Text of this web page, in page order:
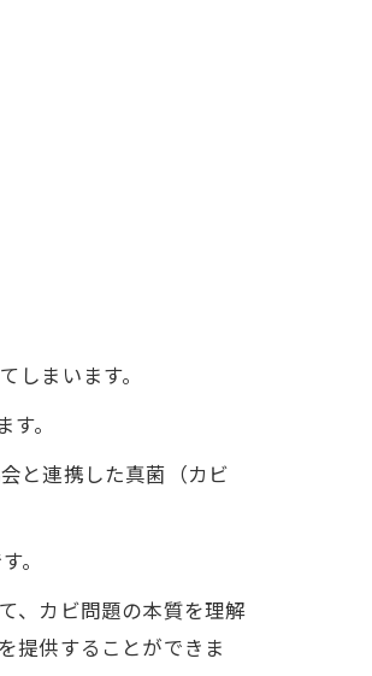
まいます。
。
と連携した真菌（カビ
。
、カビ問題の本質を理解
提供することができま